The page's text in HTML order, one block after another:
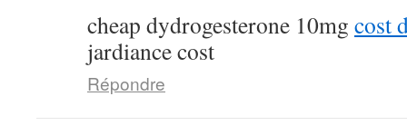
cheap dydrogesterone 10mg cost
jardiance cost
Répondre